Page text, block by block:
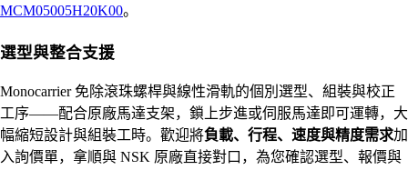
MCM05005H20K00。
選型與整合支援
Monocarrier 免除滾珠螺桿與線性滑軌的個別選型、組裝與校正
工序——配合原廠馬達支架，鎖上步進或伺服馬達即可運轉，大
幅縮短設計與組裝工時。歡迎將負載、行程、速度與精度需求加
入詢價單，拿順與 NSK 原廠直接對口，為您確認選型、報價與